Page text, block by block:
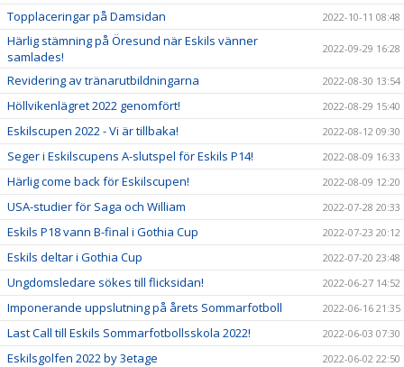
Topplaceringar på Damsidan 2022-10-11 08:48
Härlig stämning på Öresund när Eskils vänner
samlades!
2022-09-29 16:28
Revidering av tränarutbildningarna 2022-08-30 13:54
Höllvikenlägret 2022 genomfört! 2022-08-29 15:40
Eskilscupen 2022 - Vi är tillbaka! 2022-08-12 09:30
Seger i Eskilscupens A-slutspel för Eskils P14! 2022-08-09 16:33
Härlig come back för Eskilscupen! 2022-08-09 12:20
USA-studier för Saga och William 2022-07-28 20:33
Eskils P18 vann B-final i Gothia Cup 2022-07-23 20:12
Eskils deltar i Gothia Cup 2022-07-20 23:48
Ungdomsledare sökes till flicksidan! 2022-06-27 14:52
Imponerande uppslutning på årets Sommarfotboll 2022-06-16 21:35
Last Call till Eskils Sommarfotbollsskola 2022! 2022-06-03 07:30
Eskilsgolfen 2022 by 3etage 2022-06-02 22:50